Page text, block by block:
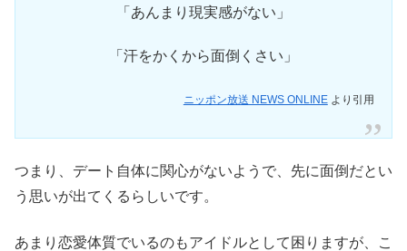
「あんまり現実感がない」
「汗をかくから面倒くさい」
ニッポン放送 NEWS ONLINEより引用
つまり、デート自体に関心がないようで、先に面倒だとい
う思いが出てくるらしいです。
あまり恋愛体質でいるのもアイドルとして困りますが、こ